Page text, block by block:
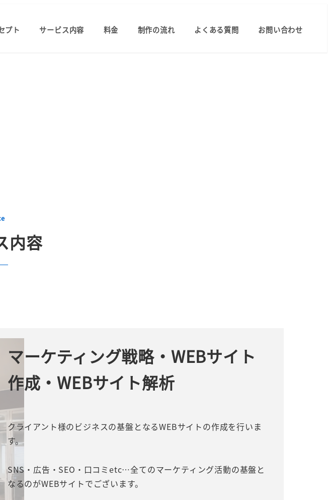
プト サービス内容 料金 制作の流れ よくある質問 お問い合わせ
内容
マーケティング戦略・WEBサイト
作成・WEBサイト解析
クライアント様のビジネスの基盤となるWEBサイトの作成を行いま
す。
SNS・広告・SEO・口コミetc…全てのマーケティング活動の基盤と
なるのがWEBサイトでございます。